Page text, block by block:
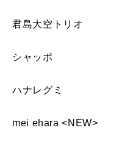
君島大空トリオ
シャッポ
ハナレグミ
mei ehara <NEW>